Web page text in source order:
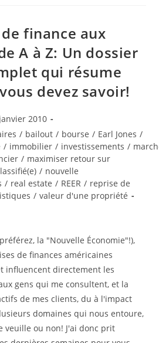
finance aux
A à Z: Un dossier
qui résume
devez savoir!
2010
/ bailout / bourse / Earl Jones /
/ immobilier / investissements /
/ maximiser retour sur
/ nouvelle
/ real estate / REER / reprise de
/ valeur d'une propriété
la "Nouvelle Économie"!),
de finances américaines
influencent directement les
gens qui me consultent, et la
de mes clients, du à l'impact
domaines qui nous entoure,
veuille ou non! J'ai donc prit